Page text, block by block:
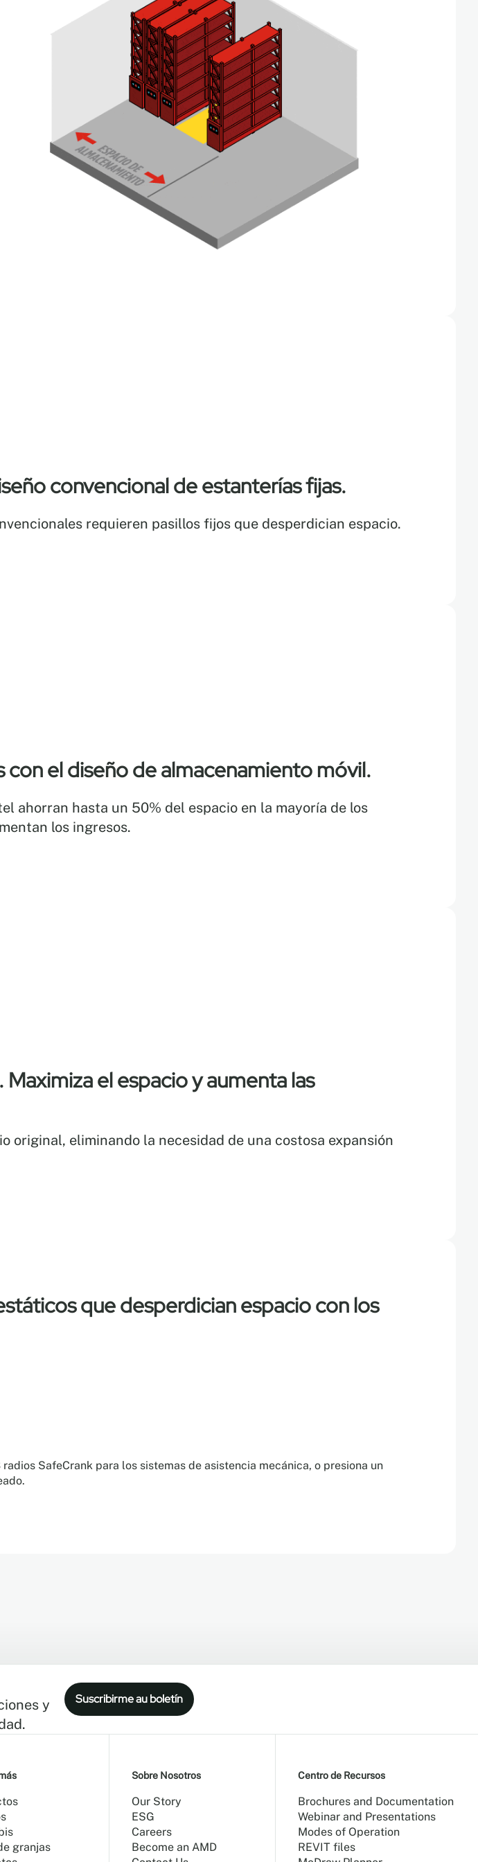
convencional de estanterías fijas.
requieren pasillos fijos que desperdician espacio.
el diseño de almacenamiento móvil.
ahorran hasta un 50% del espacio en la mayoría de los
los ingresos.
el espacio y aumenta las
original, eliminando la necesidad de una costosa expansión
que desperdician espacio con los
SafeCrank para los sistemas de asistencia mecánica, o presiona un
y
Suscribirme au boletín
granjas
Sobre Nosotros
Our Story
ESG
Careers
Become an AMD
Centro de Recursos
Brochures and Documentation
Webinar and Presentations
Modes of Operation
REVIT files